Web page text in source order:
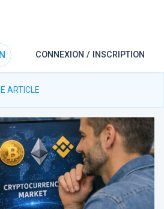
CONNEXION / INSCRIPTION
ARTICLE